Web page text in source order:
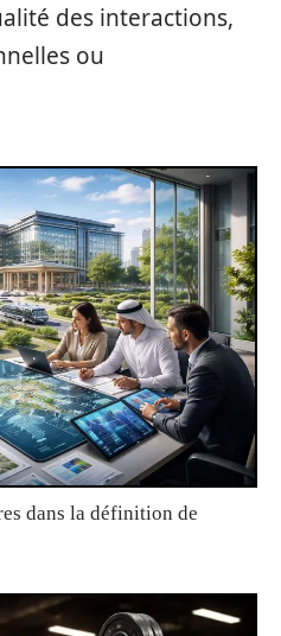
des interactions,
ou
dans la définition de